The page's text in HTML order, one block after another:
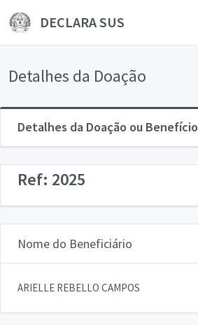
DECLARA SUS
Detalhes da Doação
Detalhes da Doação ou Benefício
Ref: 2025
Nome do Beneficiário
ARIELLE REBELLO CAMPOS